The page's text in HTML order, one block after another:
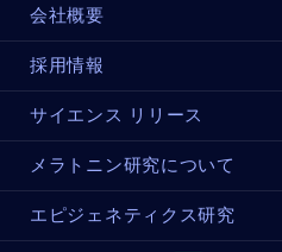
会社概要
採用情報
サイエンス リリース
メラトニン研究について
エピジェネティクス研究